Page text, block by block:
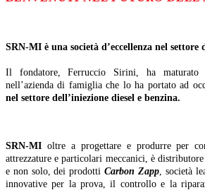
SRN-MI è una società d’eccellenza nel settore
Il fondatore, Ferruccio Sirini, ha maturato
nell’azienda di famiglia che lo ha portato ad
nel settore dell’iniezione diesel e benzina.
SRN-MI oltre a progettare e produrre per
attrezzature e particolari meccanici, è
e non solo, dei prodottiCarbon Zapp, società
innovative per la prova, il controllo e la